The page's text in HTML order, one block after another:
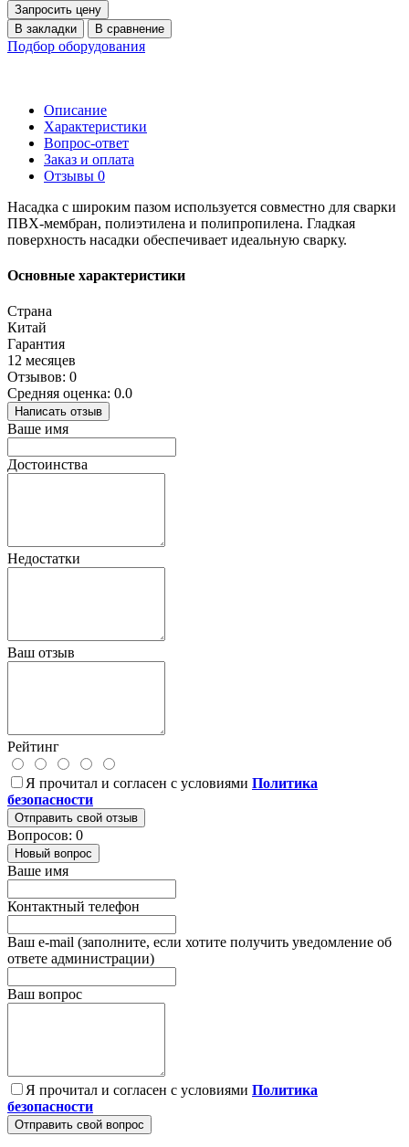
Запросить цену
В закладки
В сравнение
Подбор оборудования
Описание
Характеристики
Вопрос-ответ
Заказ и оплата
Отзывы 0
Насадка с широким пазом используется совместно для сварки
ПВХ-мембран, полиэтилена и полипропилена. Гладкая
поверхность насадки обеспечивает идеальную сварку.
Основные характеристики
Страна
Китай
Гарантия
12 месяцев
Отзывов: 0
Средняя оценка: 0.0
Написать отзыв
Ваше имя
Достоинства
Недостатки
Ваш отзыв
Рейтинг
Я прочитал и согласен с условиями Политика
безопасности
Отправить свой отзыв
Вопросов: 0
Новый вопрос
Ваше имя
Контактный телефон
Ваш e-mail (заполните, если хотите получить уведомление об
ответе администрации)
Ваш вопрос
Я прочитал и согласен с условиями Политика
безопасности
Отправить свой вопрос